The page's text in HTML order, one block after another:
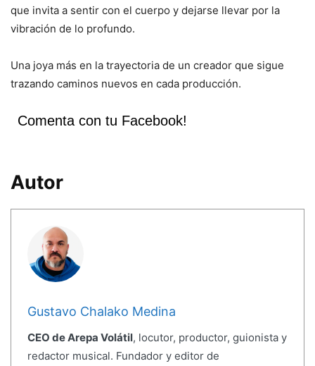
que invita a sentir con el cuerpo y dejarse llevar por la
vibración de lo profundo.
Una joya más en la trayectoria de un creador que sigue
trazando caminos nuevos en cada producción.
Comenta con tu Facebook!
Autor
Gustavo Chalako Medina
CEO de Arepa Volátil, locutor, productor, guionista y
redactor musical. Fundador y editor de